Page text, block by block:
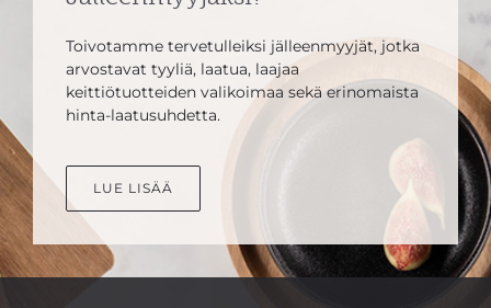
Toivotamme tervetulleiksi jälleenmyyjät, jotka
arvostavat tyyliä, laatua, laajaa
keittiötuotteiden valikoimaa sekä erinomaista
hinta-laatusuhdetta.
LUE LISÄÄ